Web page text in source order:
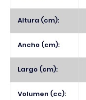
Altura (cm):
Ancho (cm):
Largo (cm):
Volumen (cc):